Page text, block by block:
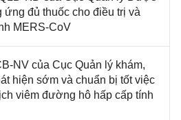
ứng đủ thuốc cho điều trị và
MERS-CoV
NV của Cục Quản lý khám,
hiện sớm và chuẩn bị tốt việc
viêm đường hô hấp cấp tính